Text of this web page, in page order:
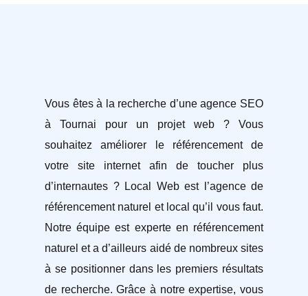
Vous êtes à la recherche d’une agence SEO
à Tournai pour un projet web ? Vous
souhaitez améliorer le référencement de
votre site internet afin de toucher plus
d’internautes ? Local Web est l’agence de
référencement naturel et local qu’il vous faut.
Notre équipe est experte en référencement
naturel et a d’ailleurs aidé de nombreux sites
à se positionner dans les premiers résultats
de recherche. Grâce à notre expertise, vous